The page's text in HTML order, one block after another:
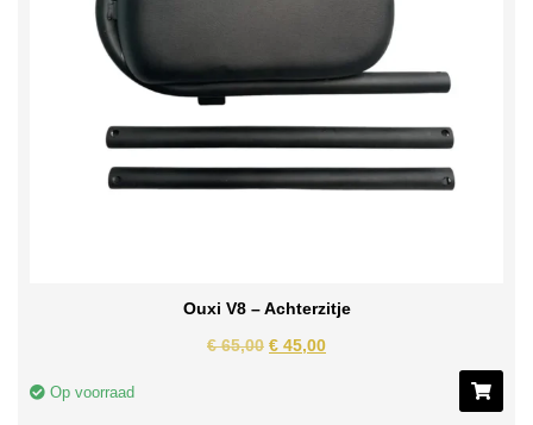
Ouxi V8 – Achterzitje
€65,00 € 45,00
Op voorraad